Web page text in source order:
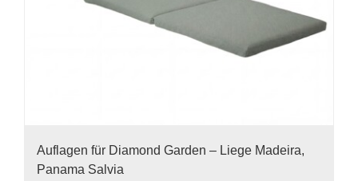
Auflagen für Diamond Garden – Liege Madeira,
Panama Salvia